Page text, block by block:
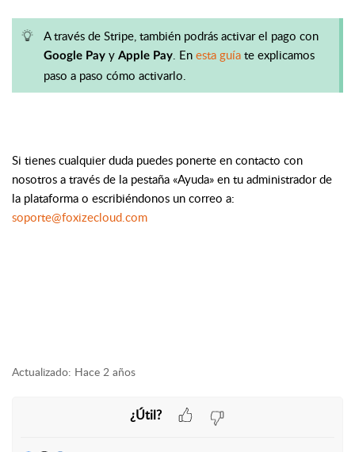
A través de Stripe, también podrás activar el pago con
Google Pay y Apple Pay. En esta guía te explicamos
paso a paso cómo activarlo.
Si tienes cualquier duda puedes ponerte en contacto con
nosotros a través de la pestaña «Ayuda» en tu administrador de
la plataforma o escribiéndonos un correo a:
soporte@foxizecloud.com
Actualizado: Hace 2 años
¿Útil?